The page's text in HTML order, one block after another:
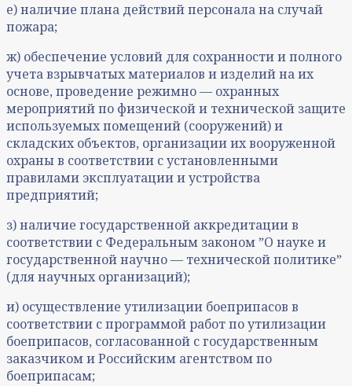
е) наличие плана действий персонала на случай
пожара;
ж) обеспечение условий для сохранности и полного
учета взрывчатых материалов и изделий на их
основе, проведение режимно — охранных
мероприятий по физической и технической защите
используемых помещений (сооружений) и
складских объектов, организации их вооруженной
охраны в соответствии с установленными
правилами эксплуатации и устройства
предприятий;
з) наличие государственной аккредитации в
соответствии с Федеральным законом ˮО науке и
государственной научно — технической политикеˮ
(для научных организаций);
и) осуществление утилизации боеприпасов в
соответствии с программой работ по утилизации
боеприпасов, согласованной с государственным
заказчиком и Российским агентством по
боеприпасам;